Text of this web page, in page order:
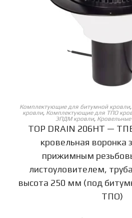
ОБЕРІТЬ
Комплектующие для битумной кровли,
кровли, Комплектующие для ТПО
ЭПДМ кровли,
TOP DRAIN 206HT —
кровельная воронка
прижимным
листоуловителем,
высота 250 мм (под
ТПО)